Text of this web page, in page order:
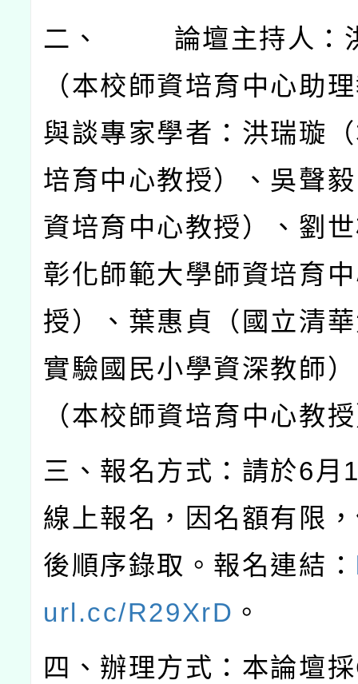
二、
論壇主持人：
（本校師資培育中心助
與談專家學者：洪瑞璇
培育中心教授）、吳聲
資培育中心教授）、劉
彰化師範大學師資培育
授）、葉惠貞（國立清
實驗國民小學資深教師
（本校師資培育中心教
三、報名方式：請於6月
線上報名，因名額有限
後順序錄取。報名連結：
url.cc/R29XrD 。
四、辦理方式：本論壇採